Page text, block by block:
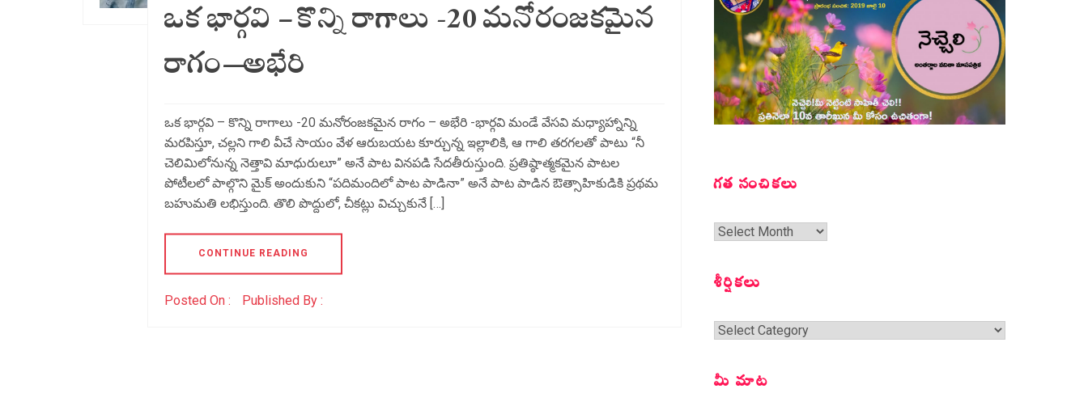
ఒక భార్గవి – కొన్ని రాగాలు -20 మనోరంజకమైన
రాగం—అభేరి
ఒక భార్గవి – కొన్ని రాగాలు -20 మనోరంజకమైన రాగం – అభేరి -భార్గవి మండే వేసవి మధ్యాహ్నాన్ని
మరపిస్తూ, చల్లని గాలి వీచే సాయం వేళ ఆరుబయట కూర్చున్న ఇల్లాలికి, ఆ గాలి తరగలతో పాటు “నీ
చెలిమిలోనున్న నెత్తావి మాధురులూ” అనే పాట వినపడి సేదతీరుస్తుంది. ప్రతిష్ఠాత్మకమైన పాటల
పోటీలలో పాల్గొని మైక్ అందుకుని “పదిమందిలో పాట పాడినా” అనే పాట పాడిన ఔత్సాహికుడికి ప్రథమ
బహుమతి లభిస్తుంది. తొలి పొద్దులో, చీకట్లు విచ్చుకునే […]
CONTINUE READING
Posted On : Published By :
గత సంచికలు
గత
శీర్షికలు
శీర్షికలు
మీ మాట